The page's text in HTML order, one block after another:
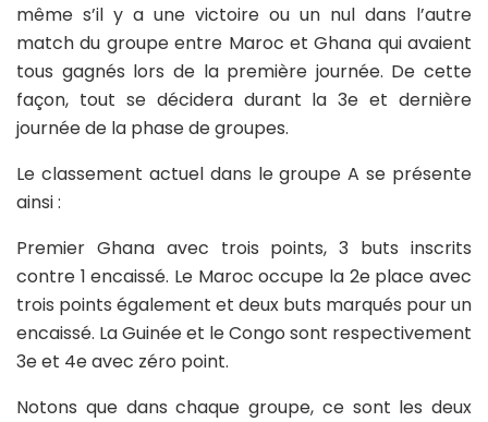
même s’il y a une victoire ou un nul dans l’autre
match du groupe entre Maroc et Ghana qui avaient
tous gagnés lors de la première journée. De cette
façon, tout se décidera durant la 3e et dernière
journée de la phase de groupes.
Le classement actuel dans le groupe A se présente
ainsi :
Premier Ghana avec trois points, 3 buts inscrits
contre 1 encaissé. Le Maroc occupe la 2e place avec
trois points également et deux buts marqués pour un
encaissé. La Guinée et le Congo sont respectivement
3e et 4e avec zéro point.
Notons que dans chaque groupe, ce sont les deux